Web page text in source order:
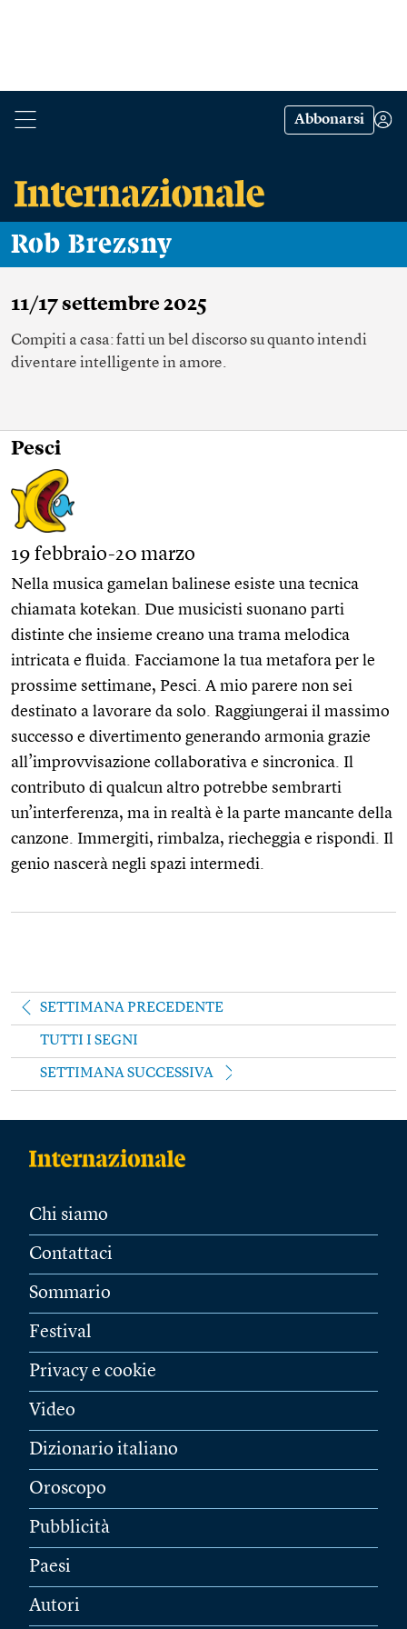
Abbonarsi
Rob Brezsny
11/17 settembre 2025
Compiti a casa: fatti un bel discorso su quanto intendi
diventare intelligente in amore.
Pesci
19 febbraio-20 marzo
Nella musica gamelan balinese esiste una tecnica
chiamata kotekan. Due musicisti suonano parti
distinte che insieme creano una trama melodica
intricata e fluida. Facciamone la tua metafora per le
prossime settimane, Pesci. A mio parere non sei
destinato a lavorare da solo. Raggiungerai il massimo
successo e divertimento generando armonia grazie
all’improvvisazione collaborativa e sincronica. Il
contributo di qualcun altro potrebbe sembrarti
un’interferenza, ma in realtà è la parte mancante della
canzone. Immergiti, rimbalza, riecheggia e rispondi. Il
genio nascerà negli spazi intermedi.
SETTIMANA PRECEDENTE
TUTTI I SEGNI
SETTIMANA SUCCESSIVA
Chi siamo
Contattaci
Sommario
Festival
Privacy e cookie
Video
Dizionario italiano
Oroscopo
Pubblicità
Paesi
Autori